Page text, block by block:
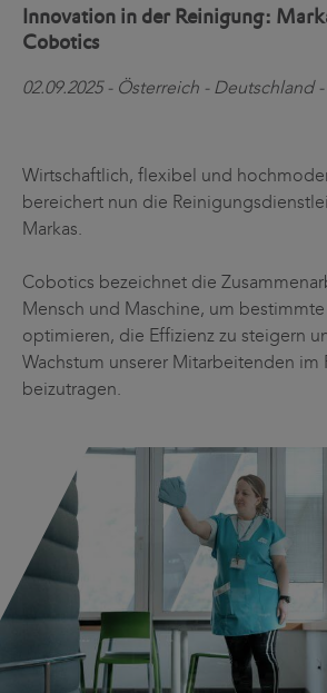
Innovation in der Reinigung:
Cobotics
02.09.2025 - Österreich - Deutschland
Wirtschaftlich, flexibel und
bereichert nun die
Markas.
Cobotics bezeichnet die
Mensch und Maschine, um
optimieren, die Effizienz zu steigern
Wachstum unserer Mitarbeitenden im
beizutragen.